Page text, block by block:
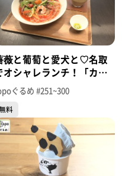
薇と葡萄と愛犬と♡名取
オシャレランチ！「カフ
･ド･ローズ」（名取市植
入生）＃293【topoぐる
】
ぐるめ #251~300
料